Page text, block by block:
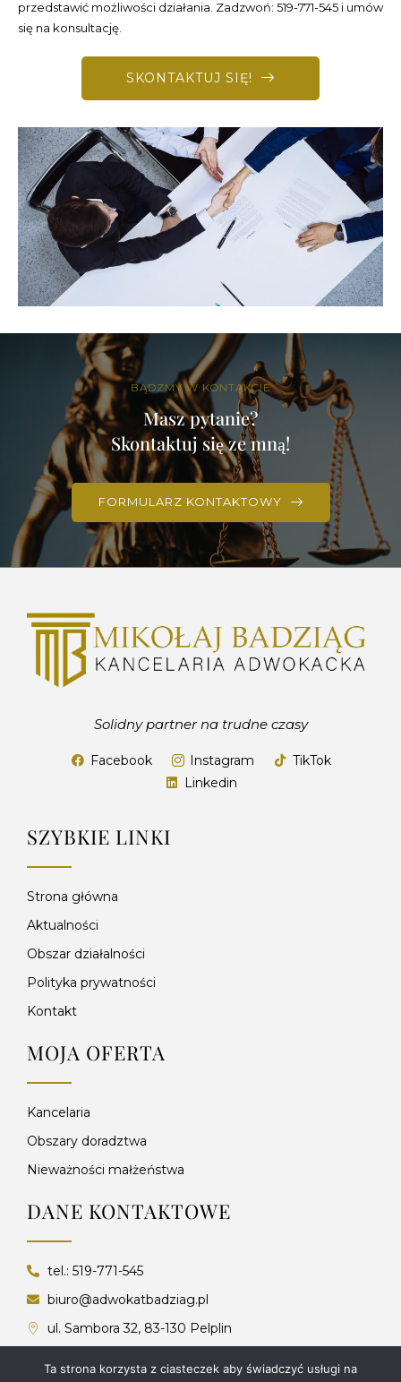
przedstawić możliwości działania. Zadzwoń: 519-771-545 i umów
się na konsultację.
SKONTAKTUJ SIĘ!
BĄDZMY W KONTAKCIE
Masz pytanie?
Skontaktuj się ze mną!
FORMULARZ KONTAKTOWY
Solidny partner na trudne czasy
Facebook Instagram
TikTok
Linkedin
SZYBKIE LINKI
Strona główna
Aktualności
Obszar działalności
Polityka prywatności
Kontakt
MOJA OFERTA
Kancelaria
Obszary doradztwa
Nieważności małżeństwa
DANE KONTAKTOWE
tel.: 519-771-545
biuro@adwokatbadziag.pl
ul. Sambora 32, 83-130 Pelplin
Ta strona korzysta z ciasteczek aby świadczyć usługi na